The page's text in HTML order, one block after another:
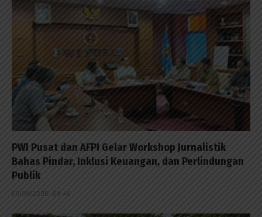
PWI Pusat dan AFPI Gelar Workshop Jurnalistik
Bahas Pindar, Inklusi Keuangan, dan Perlindungan
Publik
05/08/2026 - 08:46